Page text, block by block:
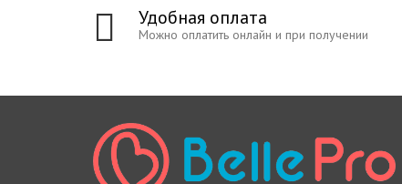
Удобная оплата
Можно оплатить онлайн и при получении